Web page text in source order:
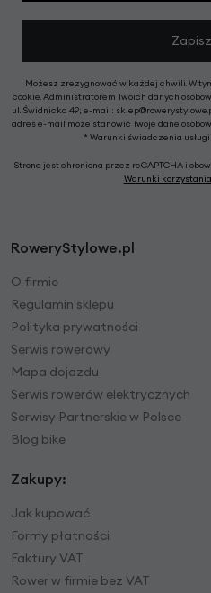
Możesz zrezygnować w każdej chwili. W
cookie. Administratorem Twoich danych
ul. Świdnicka 49; e-mail:
adres e-mail może stanowić Twoje dane
* Warunki świadczenia
Strona jest chroniona przez reCAPTCHA i
Warunki korzystania
RoweryStylowe.pl
O firmie
Regulamin sklepu
Polityka prywatności
Serwis rowerowy
Mapa dojazdu
Serwis rowerów elektrycznych
Serwisy Partnerskie w Polsce
Blog bike
Zakupy:
Jak kupować
Formy płatności
Faktury VAT
Rower w firmie bez VAT